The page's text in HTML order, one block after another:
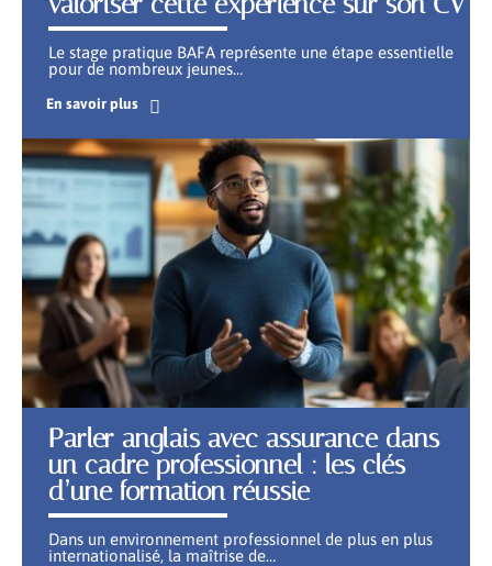
Le stage pratique BAFA représente une étape essentielle
pour de nombreux jeunes…
En savoir plus
Parler anglais avec assurance dans
un cadre professionnel : les clés
d’une formation réussie
Dans un environnement professionnel de plus en plus
internationalisé, la maîtrise de…